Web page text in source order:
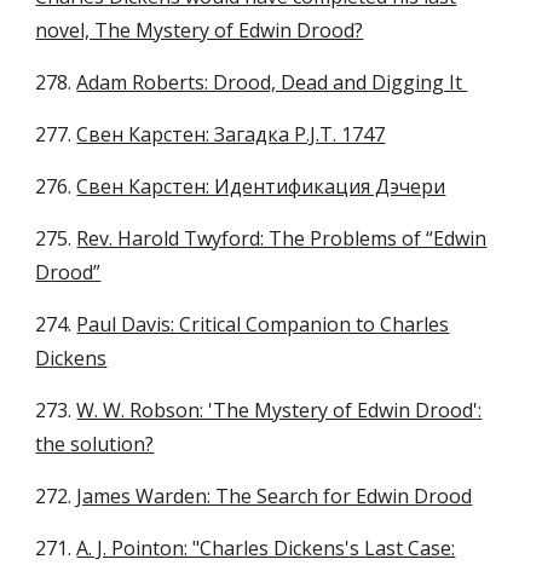
novel, The Mystery of Edwin Drood?
278.Adam Roberts: Drood, Dead and Digging It
277.Свен Карстен: Загадка P.J.T. 1747
276.Свен Карстен: Идентификация Дэчери
275. Rev. Harold Twyford: The Problems of “Edwin
Drood”
274. Paul Davis: Critical Companion to Charles
Dickens
273.W. W. Robson: 'The Mystery of Edwin Drood':
the solution?
272. James Warden: The Search for Edwin Drood
271.A. J. Pointon: "Charles Dickens's Last Case: